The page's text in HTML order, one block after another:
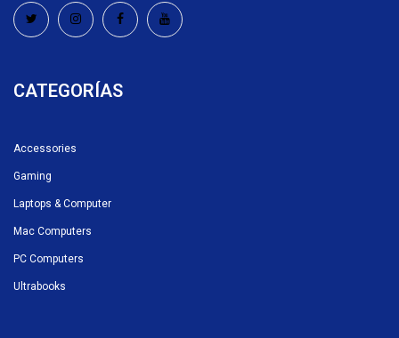
CATEGORÍAS
Accessories
Gaming
Laptops & Computer
Mac Computers
PC Computers
Ultrabooks